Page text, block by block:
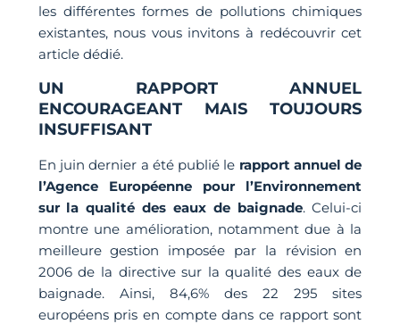
les différentes formes de pollutions chimiques
existantes, nous vous invitons à redécouvrir cet
article dédié.
UN RAPPORT ANNUEL
ENCOURAGEANT MAIS TOUJOURS
INSUFFISANT
En juin dernier a été publié le rapport annuel de
l’Agence Européenne pour l’Environnement
sur la qualité des eaux de baignade. Celui-ci
montre une amélioration, notamment due à la
meilleure gestion imposée par la révision en
2006 de la directive sur la qualité des eaux de
baignade. Ainsi, 84,6% des 22 295 sites
européens pris en compte dans ce rapport sont